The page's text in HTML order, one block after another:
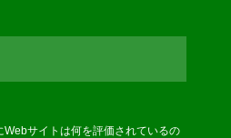
Webサイトは何を評価されているの